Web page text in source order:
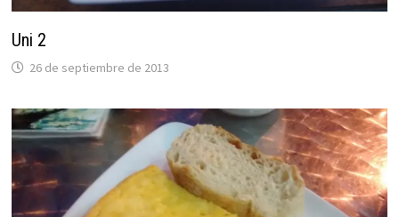
Uni 2
26 de septiembre de 2013